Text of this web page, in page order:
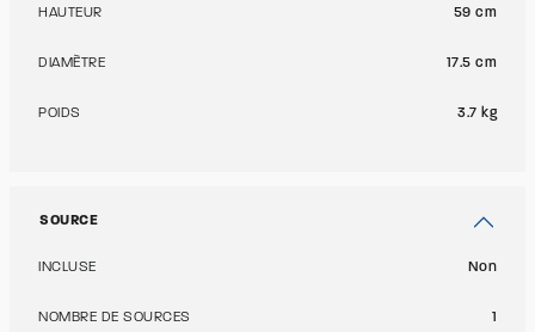
HAUTEUR 59 cm
DIAMÈTRE 17.5 cm
POIDS 3.7 kg
SOURCE
INCLUSE Non
NOMBRE DE SOURCES 1